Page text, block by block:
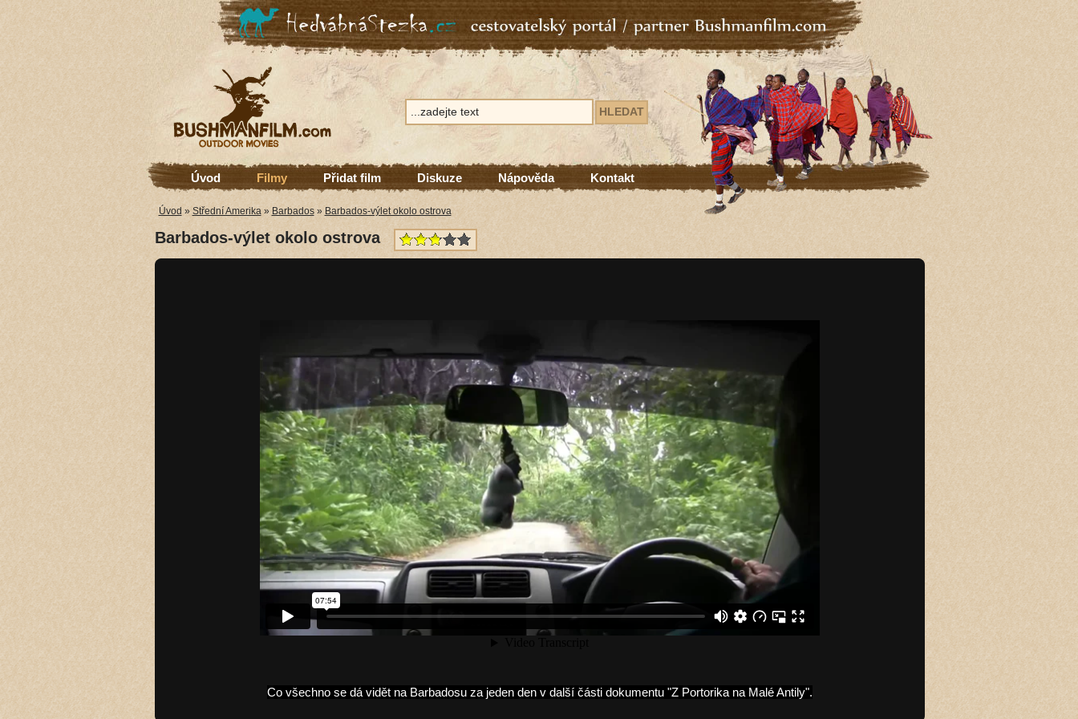
Úvod Filmy Přidat film Diskuze Nápověda Kontakt
Úvod » Střední Amerika» Barbados» Barbados-výlet okolo ostrova
Barbados-výlet okolo ostrova
Co všechno se dá vidět na Barbadosu za jeden den v další části dokumentu "Z Portorika na Malé Antily".